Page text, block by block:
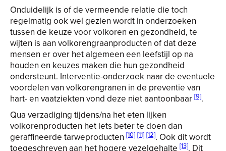
Onduidelijk is of de vermeende relatie die toch
regelmatig ook wel gezien wordt in onderzoeken
tussen de keuze voor volkoren en gezondheid, te
wijten is aan volkorengraanproducten of dat deze
mensen er over het algemeen een leefstijl op na
houden en keuzes maken die hun gezondheid
ondersteunt. Interventie-onderzoek naar de eventuele
voordelen van volkorengranen in de preventie van
hart- en vaatziekten vond deze niet aantoonbaar [9].
Qua verzadiging tijdens/na het eten lijken
volkorenproducten het iets beter te doen dan
geraffineerde tarweproducten [10] [11] [12]. Ook dit wordt
toegeschreven aan het hogere vezelgehalte [13]. Dit